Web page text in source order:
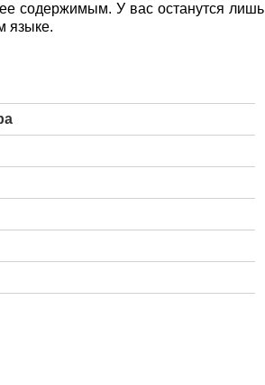
содержимым. У вас останутся лишь
языке.